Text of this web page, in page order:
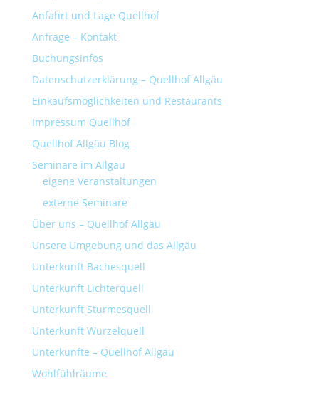
Anfahrt und Lage Quellhof
Anfrage – Kontakt
Buchungsinfos
Datenschutzerklärung – Quellhof Allgäu
Einkaufsmöglichkeiten und Restaurants
Impressum Quellhof
Quellhof Allgäu Blog
Seminare im Allgäu
eigene Veranstaltungen
externe Seminare
Über uns – Quellhof Allgäu
Unsere Umgebung und das Allgäu
Unterkunft Bachesquell
Unterkunft Lichterquell
Unterkunft Sturmesquell
Unterkunft Wurzelquell
Unterkünfte – Quellhof Allgäu
Wohlfühlräume